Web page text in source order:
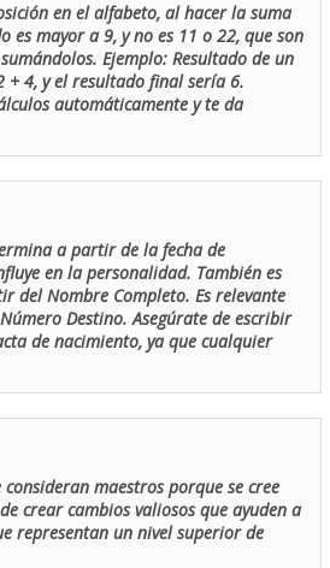
en el alfabeto, al hacer la suma
mayor a 9, y no es 11 o 22, que son
Ejemplo: Resultado de un
+ 4, y el resultado final sería 6.
automáticamente y te da
a partir de la fecha de
en la personalidad. También es
del Nombre Completo. Es relevante
Destino. Asegúrate de escribir
de nacimiento, ya que cualquier
maestros porque se cree
crear cambios valiosos que ayuden a
representan un nivel superior de